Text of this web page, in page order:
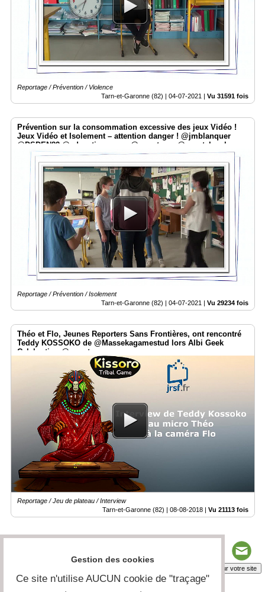
Reportage / Prévention / Violence
Tarn-et-Garonne (82) | 04-07-2021 | Vu 31591 fois
Prévention sur la consommation excessive des jeux Vidéo !
Jeux Vidéo et Isolement – attention danger ! @jmblanquer
@DSDEN82 @education_gouv @smartrezo @assotvlocale
Reportage / Prévention / Isolement
Tarn-et-Garonne (82) | 04-07-2021 | Vu 29234 fois
Théo et Flo, Jeunes Reporters Sans Frontières, ont rencontré
Teddy KOSSOKO de @Massekagamestud lors Albi Geek
Celebration @smartrezo
Reportage / Jeu de plateau / Interview
Tarn-et-Garonne (82) | 08-08-2018 Vu 21113 fois
Insérez sur votre site
Gestion des cookies
Ce site n'utilise AUCUN cookie de "traçage"